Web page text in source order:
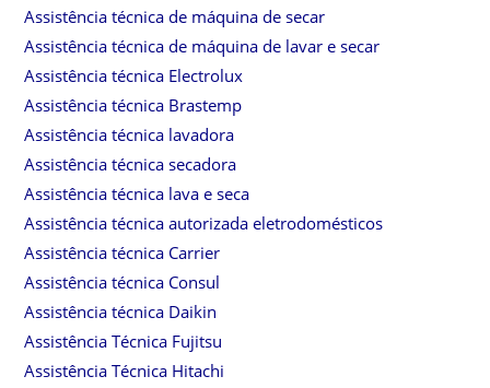
Assistência técnica de máquina de secar
Assistência técnica de máquina de lavar e secar
Assistência técnica Electrolux
Assistência técnica Brastemp
Assistência técnica lavadora
Assistência técnica secadora
Assistência técnica lava e seca
Assistência técnica autorizada eletrodomésticos
Assistência técnica Carrier
Assistência técnica Consul
Assistência técnica Daikin
Assistência Técnica Fujitsu
Assistência Técnica Hitachi